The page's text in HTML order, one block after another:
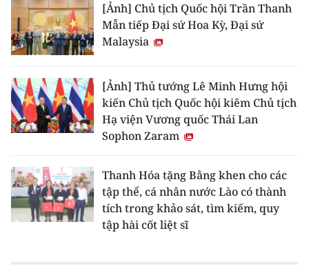
[Ảnh] Chủ tịch Quốc hội Trần Thanh
Mẫn tiếp Đại sứ Hoa Kỳ, Đại sứ
Malaysia
[Ảnh] Thủ tướng Lê Minh Hưng hội
kiến Chủ tịch Quốc hội kiêm Chủ tịch
Hạ viện Vương quốc Thái Lan
Sophon Zaram
Thanh Hóa tặng Bằng khen cho các
tập thể, cá nhân nước Lào có thành
tích trong khảo sát, tìm kiếm, quy
tập hài cốt liệt sĩ